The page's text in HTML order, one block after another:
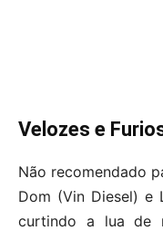
Velozes e
Não recomendado
Dom (Vin Diesel) e
curtindo a lua de